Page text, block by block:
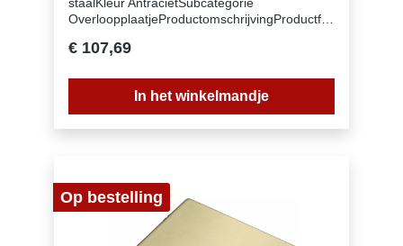
OverloopplaatjeProductomschrijvingProductfa
€ 107,69
In het winkelmandje
Op bestelling